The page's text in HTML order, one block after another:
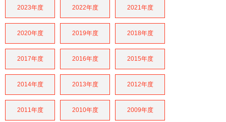
2023年度 2022年度 2021年度
2020年度 2019年度 2018年度
2017年度 2016年度 2015年度
2014年度 2013年度 2012年度
2011年度 2010年度 2009年度